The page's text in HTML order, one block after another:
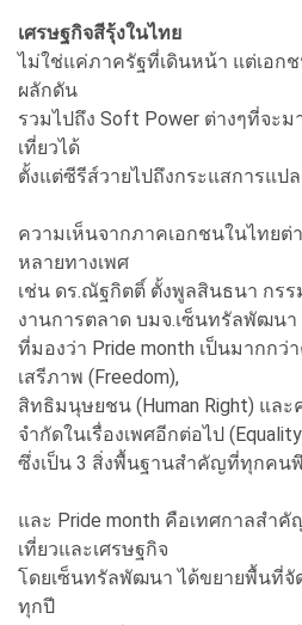
เศรษฐกิจสีรุ้งในไทย
ไม่ใช่แค่ภาครัฐที่เดินหน้า แต่เอก
ผลักดัน
รวมไปถึง Soft Power ต่างๆที่จะ
เที่ยวได้
ตั้งแต่ซีรีส์วายไปถึงกระแสการแป
ความเห็นจากภาคเอกชนในไทย
หลายทางเพศ
เช่น ดร.ณัฐกิตติ์ ตั้งพูลสินธนา กร
งานการตลาด บมจ.เซ็นทรัลพัฒนา
ที่มองว่า Pride month เป็นมากกว่
เสรีภาพ (Freedom),
สิทธิมนุษยชน (Human Right) แล
จำกัดในเรื่องเพศอีกต่อไป
ซึ่งเป็น 3 สิ่งพื้นฐานสำคัญที่ทุกคน
และ Pride month คือเทศกาลสำ
เที่ยวและเศรษฐกิจ
โดยเซ็นทรัลพัฒนา ได้ขยายพื้นที่จั
ทุกปี